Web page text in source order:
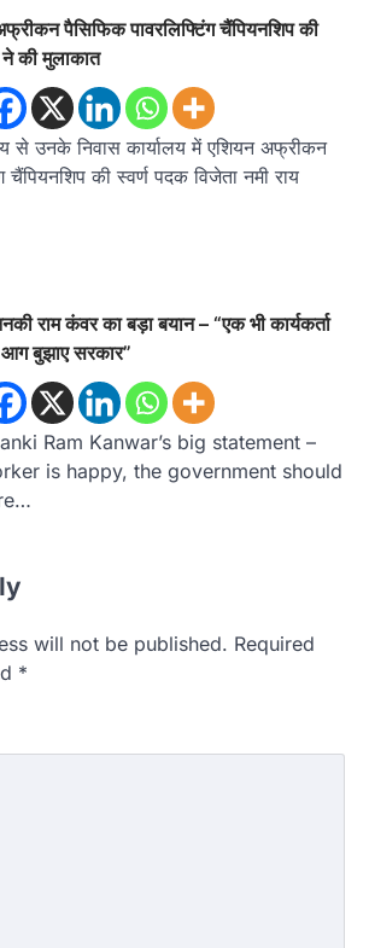
पैसिफिक पावरलिफ्टिंग चैंपियनशिप की
ने की मुलाकात
से उनके निवास कार्यालय में एशियन अफ्रीकन
चैंपियनशिप की स्वर्ण पदक विजेता नमी राय
राम कंवर का बड़ा बयान – “एक भी कार्यकर्ता
बुझाए सरकार”
Ram Kanwar’s big statement –
is happy, the government should
will not be published. Required
*